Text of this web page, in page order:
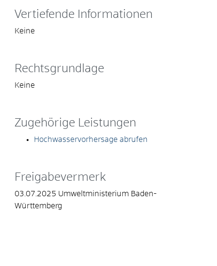
Vertiefende Informationen
Keine
Rechtsgrundlage
Keine
Zugehörige Leistungen
Hochwasservorhersage abrufen
Freigabevermerk
03.07.2025 Umweltministerium Baden-
Württemberg